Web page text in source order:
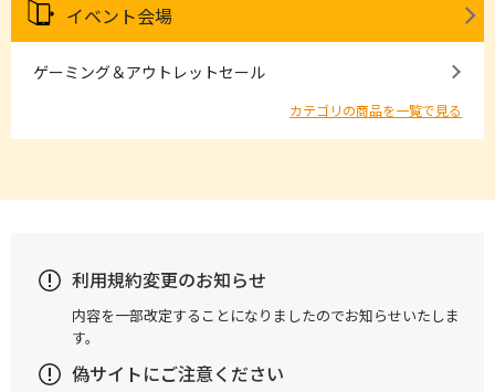
イベント会場
ゲーミング＆アウトレットセール
カテゴリの商品を一覧で見る
利用規約変更のお知らせ
内容を一部改定することになりましたのでお知らせいたしま
す。
偽サイトにご注意ください